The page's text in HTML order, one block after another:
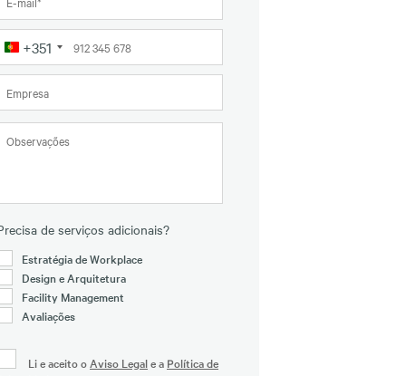
Portugal
+351
+351
de serviços adicionais?
Estratégia de Workplace
Design e Arquitetura
Facility Management
Avaliações
Li e aceito oAviso Legale a Política de